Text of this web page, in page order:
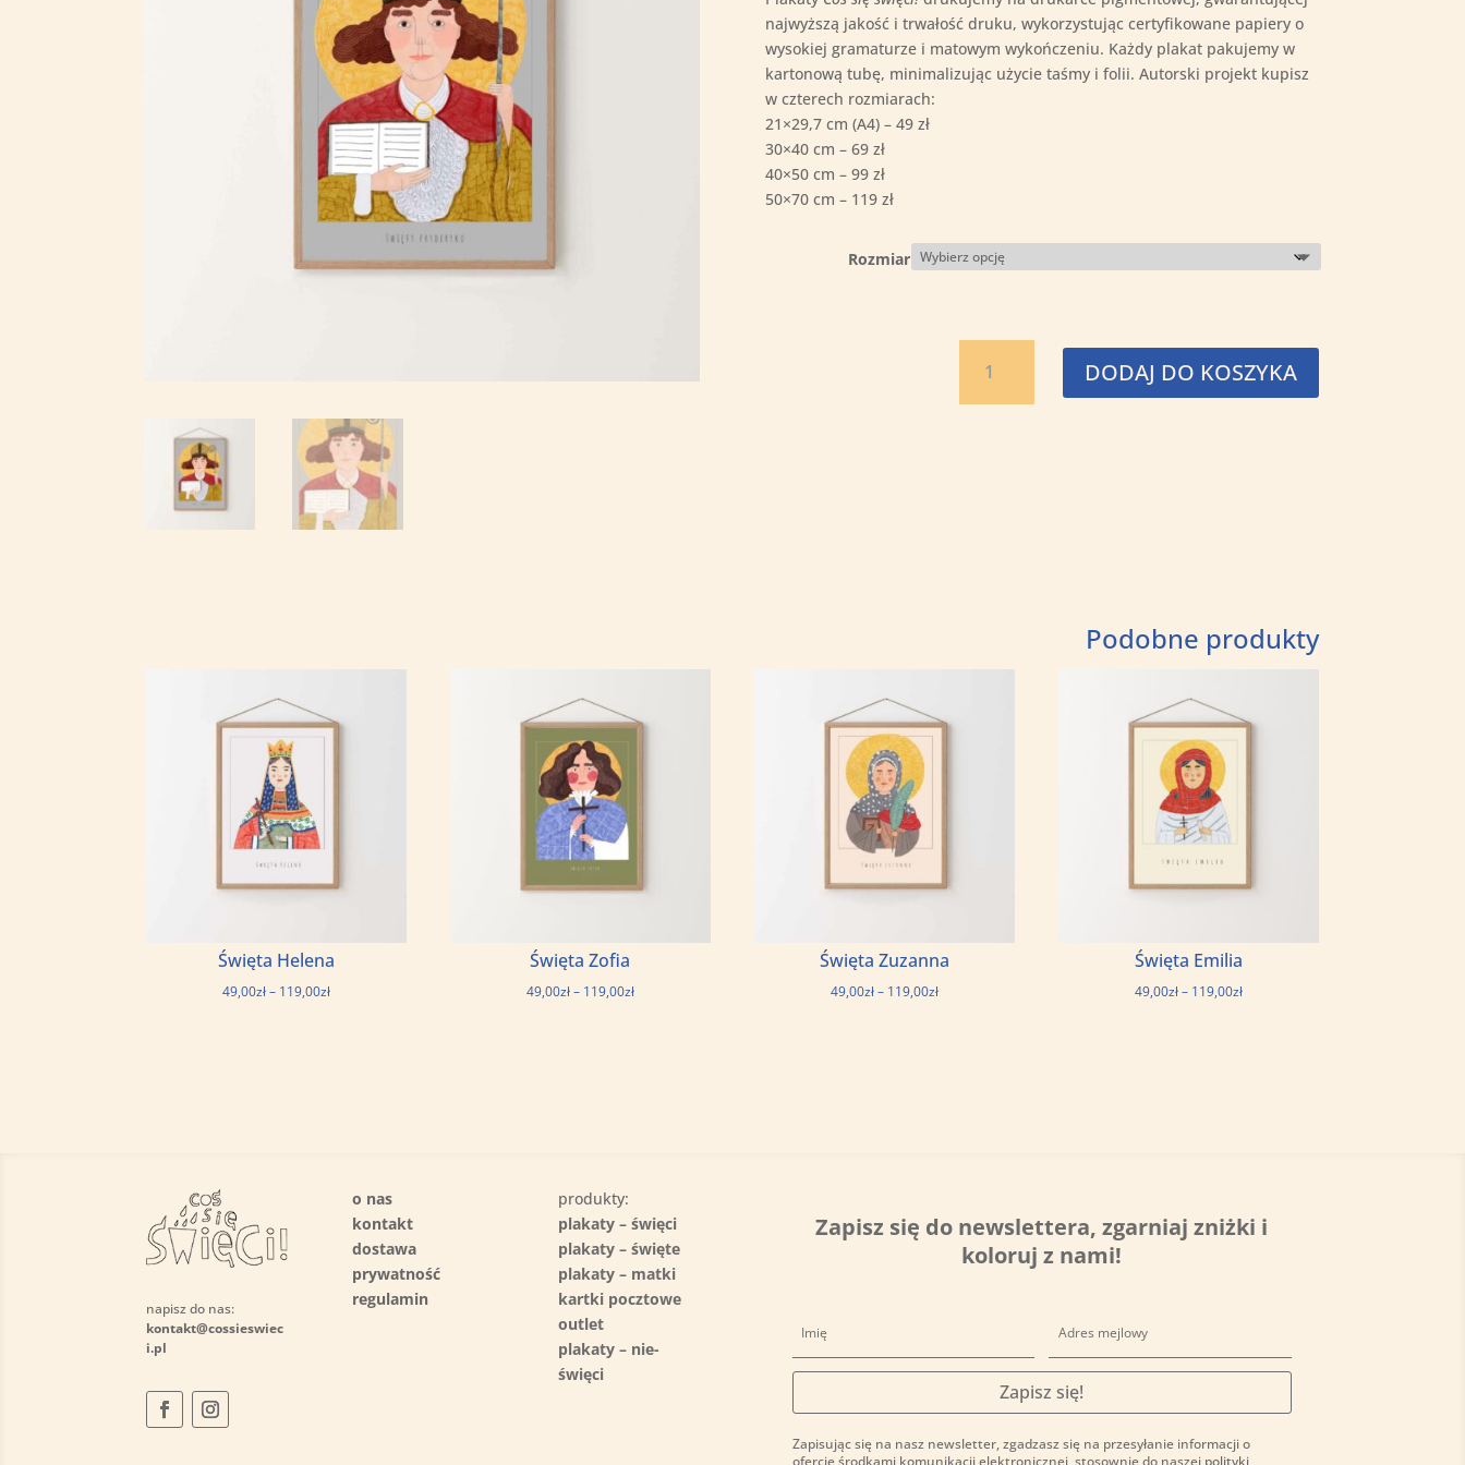
najwyższą jakość i trwałość druku, wykorzystując certyfikowane papiery o
wysokiej gramaturze i matowym wykończeniu. Każdy plakat pakujemy w
kartonową tubę, minimalizując użycie taśmy i folii. Autorski projekt kupisz
w czterech rozmiarach:
21×29,7 cm (A4) – 49 zł
30×40 cm – 69 zł
40×50 cm – 99 zł
50×70 cm – 119 zł
Rozmiar
Święty
Fryderyk
DODAJ DO KOSZYKA
Podobne produkty
Święta Helena
49,00zł– 119,00złZakres
Święta Zofia
49,00zł– 119,00złZakres
Święta Zuzanna
49,00zł– 119,00złZakres
Święta Emilia
49,00zł– 119,00złZakres
napisz do nas:
kontakt@cossieswiec
i.pl
o nas
kontakt
dostawa
prywatność
regulamin
produkty:
plakaty – święci
plakaty – święte
plakaty – matki
kartki pocztowe
outlet
plakaty – nie-
święci
Zapisz się do newslettera, zgarniaj zniżki i
koloruj z nami!
Zapisz się!
Zapisując się na nasz newsletter, zgadzasz się na przesyłanie informacji o
ofercie środkami komunikacji elektronicznej, stosownie do naszej polityki